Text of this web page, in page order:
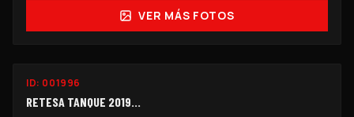
VER MÁS FOTOS
ID: 001996
RETESA TANQUE 2019...